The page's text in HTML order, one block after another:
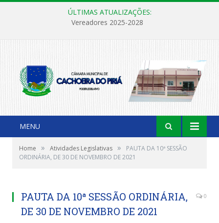
ÚLTIMAS ATUALIZAÇÕES:
Vereadores 2025-2028
MENU
Home » Atividades Legislativas »
PAUTA DA 10ª SESSÃO
ORDINÁRIA, DE 30 DE NOVEMBRO DE 2021
PAUTA DA 10ª SESSÃO ORDINÁRIA,
DE 30 DE NOVEMBRO DE 2021
0